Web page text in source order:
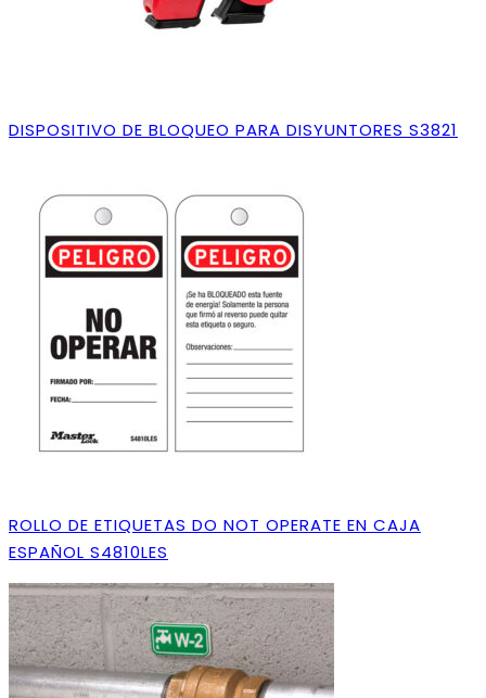
DISPOSITIVO DE BLOQUEO PARA DISYUNTORES S3821
ROLLO DE ETIQUETAS DO NOT OPERATE EN CAJA
ESPAÑOL S4810LES